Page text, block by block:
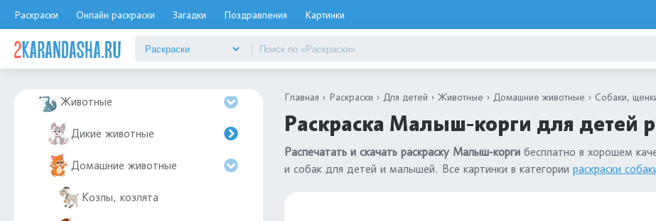
Раскраски Онлайн раскраски Загадки Поздравления Картинки
Елочные игрушки
Животные
Дикие животные
Домашние животные
Козлы, козлята
Главная Раскраски Для детей Животные Домашние животные Собаки,
Раскраска Малыш-корги для детей
Распечатать и скачать раскраску Малыш-корги бесплатно в хорошем
и собак для детей и малышей. Все картинки в категории раскраски